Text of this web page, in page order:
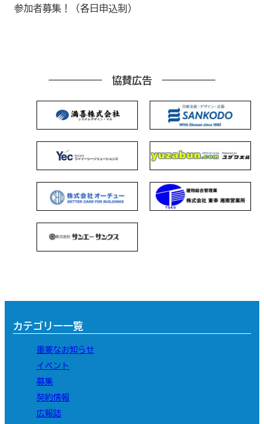
参加者募集！（各日申込制）
協賛広告
カテゴリー一覧
重要なお知らせ
イベント
募集
契約情報
広報誌